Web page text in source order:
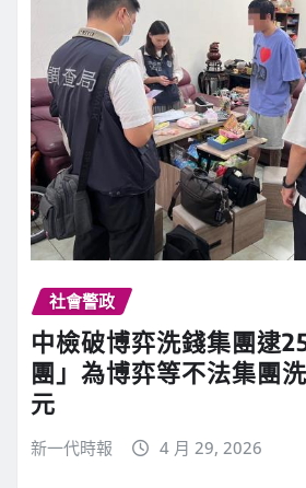
社會警政
中檢破博弈洗錢集團逮
團」為博弈等不法集團
元
新一代時報 4 月 29, 2026